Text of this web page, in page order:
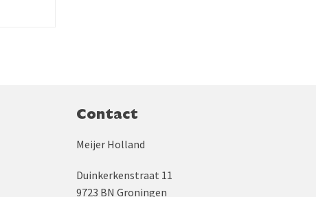
Contact
Meijer Holland
Duinkerkenstraat 11
9723 BN Groningen